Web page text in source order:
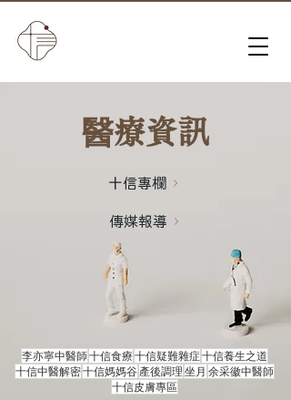
​醫療資訊
十信專欄
傳媒報導
李亦寧中醫師十信食療十信疑難雜症十信養生之道
十信中醫解密十信媽媽谷 產後調理 坐月 余采徽中醫師
十信皮膚專區